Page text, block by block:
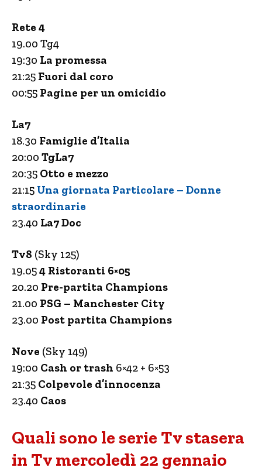
Rete 4
19.00 Tg4
19:30 La promessa
21:25 Fuori dal coro
00:55 Pagine per un omicidio
La7
18.30 Famiglie d’Italia
20:00 TgLa7
20:35 Otto e mezzo
21:15 Una giornata Particolare – Donne
straordinarie
23.40 La7 Doc
Tv8 (Sky 125)
19.054 Ristoranti 6×05
20.20 Pre-partita Champions
21.00 PSG – Manchester City
23.00 Post partita Champions
Nove (Sky 149)
19:00 Cash or trash 6×42 + 6×53
21:35 Colpevole d’innocenza
23.40 Caos
Quali sono le serie Tv stasera
in Tv mercoledì 22 gennaio